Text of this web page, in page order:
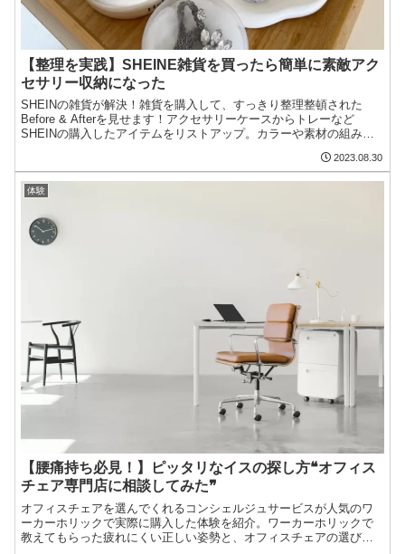
【整理を実践】SHEINE雑貨を買ったら簡単に素敵アク
セサリー収納になった
SHEINの雑貨が解決！雑貨を購入して、すっきり整理整頓された
Before & Afterを見せます！アクセサリーケースからトレーなど
SHEINの購入したアイテムをリストアップ。カラーや素材の組み合
2023.08.30
体験
【腰痛持ち必見！】ピッタリなイスの探し方❝オフィス
チェア専門店に相談してみた❞
オフィスチェアを選んでくれるコンシェルジュサービスが人気のワ
ーカーホリックで実際に購入した体験を紹介。ワーカーホリックで
教えてもらった疲れにくい正しい姿勢と、オフィスチェアの選び方